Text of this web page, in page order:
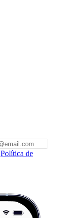
Política de